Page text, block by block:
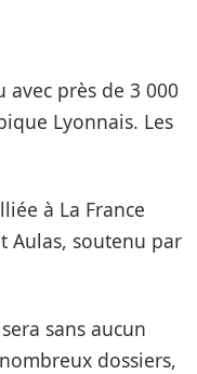
avec près de 3 000
Lyonnais. Les
à La France
Aulas, soutenu par
sans aucun
dossiers,